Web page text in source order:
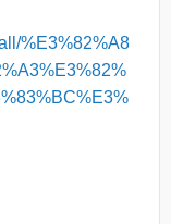
%E3%82%A8